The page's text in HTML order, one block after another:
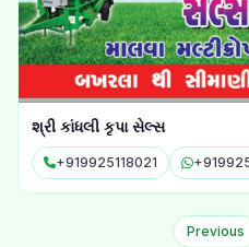
શ્રી ખોડિયાર એગ્રો ઇન્ડસ્ટ્રીઝ
+919979537066
Previous